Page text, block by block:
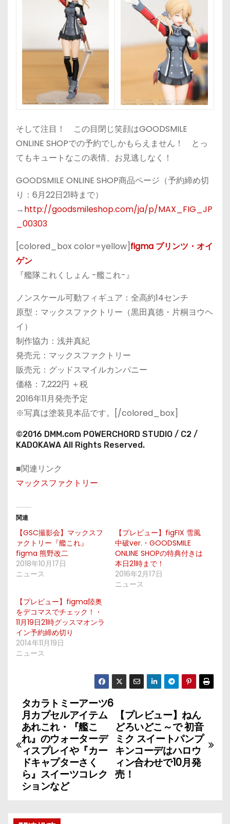
そして注目！ この目閉じ笑顔はGOODSMILE
ONLINE SHOPでの予約でしかもらえません！ とっ
てもキュートなこの表情、お見逃しなく！
GOODSMILE ONLINE SHOP商品ページ（予約締め切
り：6月22日21時まで）
→http://goodsmileshop.com/ja/p/MAX_FIG_JP
_00303
[colored_box color=yellow]figma プリンツ・オイ
ゲン
『艦隊これくしょん -艦これ-』
ノンスケール可動フィギュア：全高約14センチ
原型：マックスファクトリー（黒田真徳・片桐ヨウヘ
イ）
制作協力：浅井真紀
発売元：マックスファクトリー
販売元：グッドスマイルカンパニー
価格：7,222円 ＋税
2016年11月発売予定
※写真は塗装見本品です。[/colored_box]
©2016 DMM.com POWERCHORD STUDIO / C2 /
KADOKAWA All Rights Reserved.
■関連リンク
マックスファクトリー
関連
【GSC撮影会】マックスフ
ァクトリー『艦これ』
figma 熊野改二
2018年10月17日
ニュース
【プレビュー】figFIX 雪風
中破ver.・GOODSMILE
ONLINE SHOPの特典付きは
本日21時まで！
2016年2月17日
ニュース
【プレビュー】figma陸奥
をデコマスでチェック！・
11月19日21時グッスマオンラ
イン予約締め切り
2014年11月19日
ニュース
投
稿
ナ
ビ
ゲ
ー
【プレビュー】ねん
どろいどこ～で 初音
ミク スイートパンプ
キンコーデはハロウ
ィン合わせで10月発
売！
タカラトミーアーツ6
月カプセルアイテム
あれこれ・『艦こ
れ』のウォーターデ
ィスプレイや『カー
ドキャプターさく
ら』スイーツコレク
ションなど